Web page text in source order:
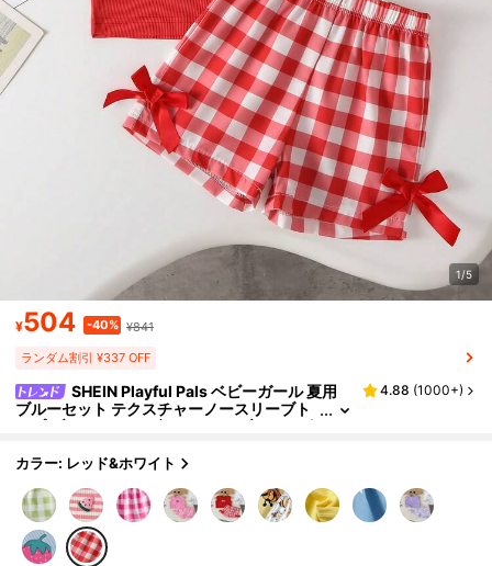
1/5
¥504 -40% ¥841
ランダム割引 ¥337 OFF
SHEIN Playful Pals ベビーガール 夏用
ブルーセット テクスチャーノースリーブト
ップ ブルーチェック柄ショーツ ブルーリボ
4.88 (1000+)
カラー: レッド&ホワイト